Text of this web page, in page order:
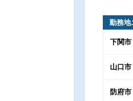
勤務地
下関市
山口市
防府市